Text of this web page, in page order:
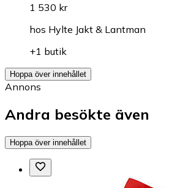
1 530 kr
hos Hylte Jakt & Lantman
+1 butik
Hoppa över innehållet
Annons
Andra besökte även
Hoppa över innehållet